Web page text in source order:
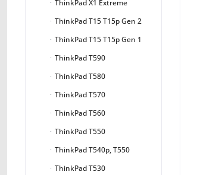
ThinkPad X1 Extreme
ThinkPad T15 T15p Gen 2
ThinkPad T15 T15p Gen 1
ThinkPad T590
ThinkPad T580
ThinkPad T570
ThinkPad T560
ThinkPad T550
ThinkPad T540p, T550
ThinkPad T530